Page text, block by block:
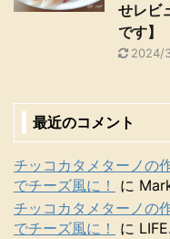
せレビ
です】
2024/
最近のコメント
チッコカタメターノの
でチーズ風に！
に
チッコカタメターノの
でチーズ風に！
に